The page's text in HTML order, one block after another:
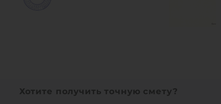
Хотите получить точную смету?